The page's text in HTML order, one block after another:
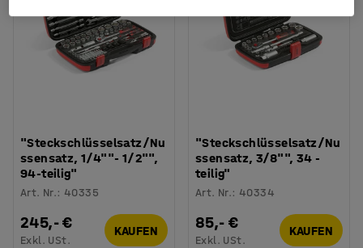
"Steckschlüsselsatz/Nu
ssensatz, 1/4""- 1/2"",
94-teilig"
Art. Nr.: 40335
245,- €
Exkl. USt.
KAUFEN
"Steckschlüsselsatz/Nu
ssensatz, 3/8"", 34 -
teilig"
Art. Nr.: 40334
85,- €
Exkl. USt.
KAUFEN